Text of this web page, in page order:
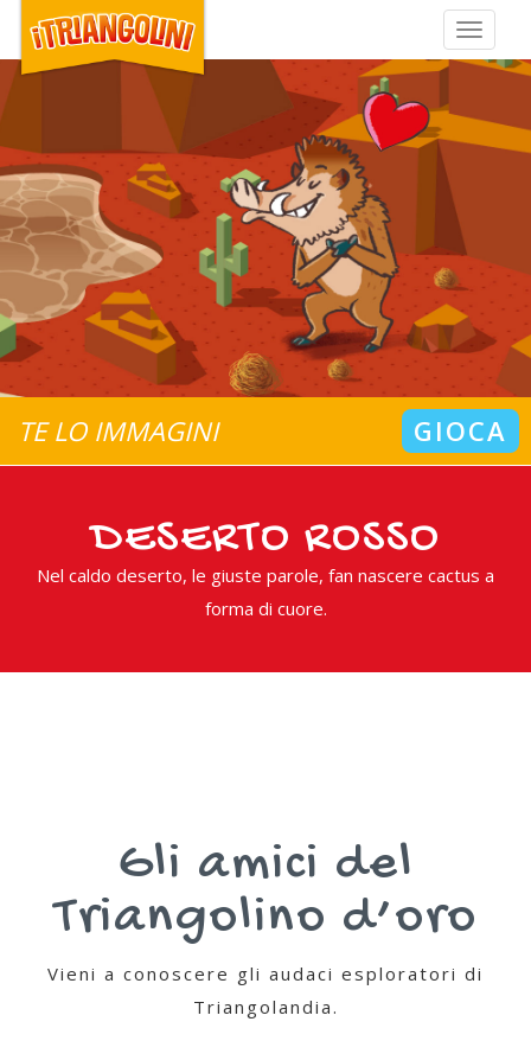
Toggle
TE LO IMMAGINI GIOCA
DESERTO ROSSO
Nel caldo deserto, le giuste parole, fan nascere cactus a
forma di cuore.
Gli amici del
Triangolino d’oro
Vieni a conoscere gli audaci esploratori di
Triangolandia.